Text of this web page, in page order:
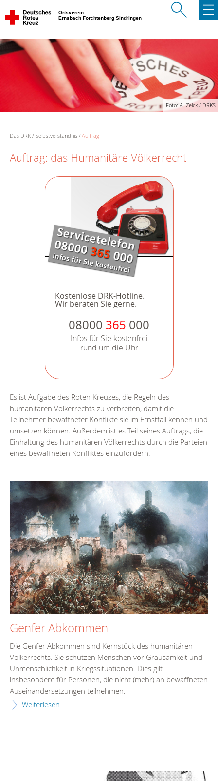
Ortsverein
Ernsbach Forchtenberg Sindringen
Foto: A. Zelck / DRKS
Das DRK Selbstverständnis Auftrag
Auftrag: das Humanitäre Völkerrecht
Kostenlose DRK-Hotline.
Wir beraten Sie gerne.
08000 365 000
Infos für Sie kostenfrei
rund um die Uhr
Es ist Aufgabe des Roten Kreuzes, die Regeln des
humanitären Völkerrechts zu verbreiten, damit die
Teilnehmer bewaffneter Konflikte sie im Ernstfall kennen und
umsetzen können. Außerdem ist es Teil seines Auftrags, die
Einhaltung des humanitären Völkerrechts durch die Parteien
eines bewaffneten Konfliktes einzufordern.
Genfer Abkommen
Die Genfer Abkommen sind Kernstück des humanitären
Völkerrechts. Sie schützen Menschen vor Grausamkeit und
Unmenschlichkeit in Kriegssituationen. Dies gilt
insbesondere für Personen, die nicht (mehr) an bewaffneten
Auseinandersetzungen teilnehmen.
Weiterlesen